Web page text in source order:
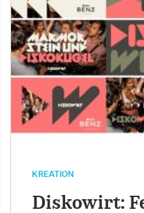
KREATION
Diskowirt: